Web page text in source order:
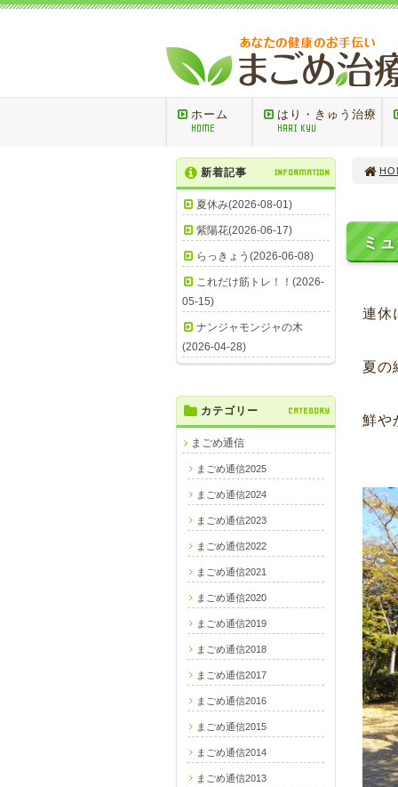
ホーム
HOME
はり・きゅう治療
HARI KYU
ミ
連休
夏の
鮮や
新着記事 INFORMATION
夏休み(2026-08-01)
紫陽花(2026-06-17)
らっきょう(2026-06-08)
これだけ筋トレ！！(2026-
05-15)
ナンジャモンジャの木
(2026-04-28)
カテゴリー CATEGORY
まごめ通信
まごめ通信2025
まごめ通信2024
まごめ通信2023
まごめ通信2022
まごめ通信2021
まごめ通信2020
まごめ通信2019
まごめ通信2018
まごめ通信2017
まごめ通信2016
まごめ通信2015
まごめ通信2014
まごめ通信2013